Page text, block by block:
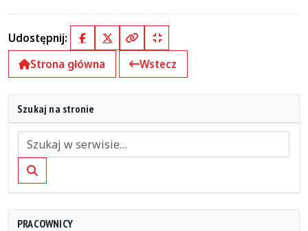
Udostępnij: FacebookX (Twitter)
Kopiuj pełny link
Kopiuj krótki link
Strona główna
Wstecz
Szukaj na stronie
Szukaj
PRACOWNICY